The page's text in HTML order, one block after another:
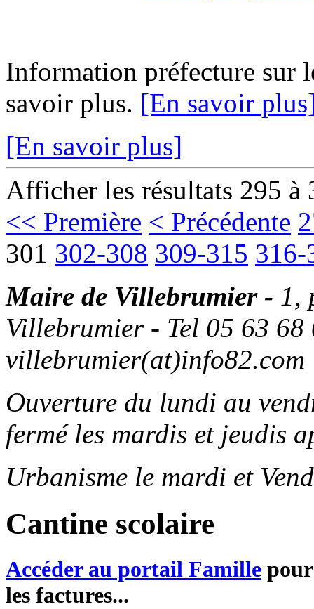
Information préfecture sur
savoir plus. [En savoir
[En savoir plus]
Afficher les résultats 295 à
<< Première < Précédente
301 302-308 309-315 316-
Maire de Villebrumier - 1,
Villebrumier - Tel 05 63
villebrumier(at)info82.com
Ouverture du lundi au
fermé les mardis et jeudis
Urbanisme le mardi et
Cantine scolaire
Accéder au portail Famille
les factures...